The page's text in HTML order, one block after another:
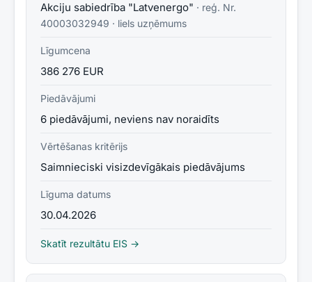
Akciju sabiedrība "Latvenergo" · reģ. Nr.
40003032949 · liels uzņēmums
Līgumcena
386 276 EUR
Piedāvājumi
6 piedāvājumi, neviens nav noraidīts
Vērtēšanas kritērijs
Saimnieciski visizdevīgākais piedāvājums
Līguma datums
30.04.2026
Skatīt rezultātu EIS →